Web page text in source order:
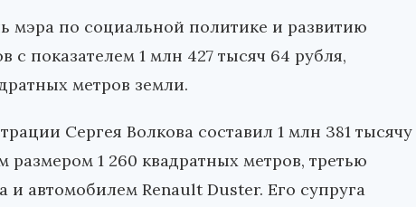
мэра по социальной политике и развитию
показателем 1 млн 427 тысяч 64 рубля,
метров земли.
Сергея Волкова составил 1 млн 381 тысячу
1 260 квадратных метров, третью
автомобилем Renault Duster. Его супруга